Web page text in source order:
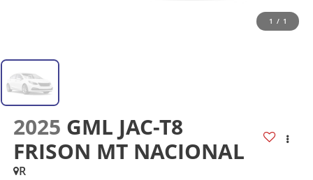
1 / 1
2025 GML JAC-T8
FRISON MT NACIONAL
R